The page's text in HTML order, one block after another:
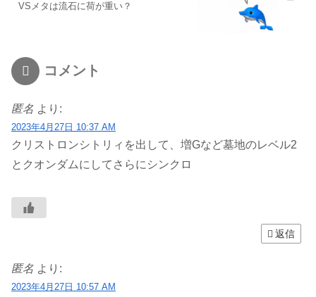
VSメタは流石に荷が重い？
コメント
匿名 より:
2023年4月27日 10:37 AM
クリストロンシトリィを出して、増Gなど墓地のレベル2
とクオンダムにしてさらにシンクロ
返信
匿名 より:
2023年4月27日 10:57 AM